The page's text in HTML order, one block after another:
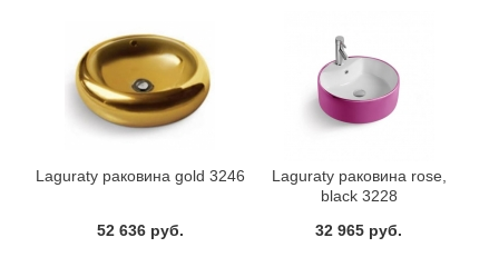
Laguraty раковина gold 3246
52 636 руб.
Laguraty раковина rose,
black 3228
32 965 руб.